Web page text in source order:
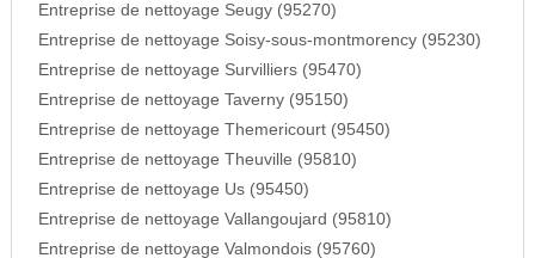
Entreprise de nettoyage Seugy (95270)
Entreprise de nettoyage Soisy-sous-montmorency (95230)
Entreprise de nettoyage Survilliers (95470)
Entreprise de nettoyage Taverny (95150)
Entreprise de nettoyage Themericourt (95450)
Entreprise de nettoyage Theuville (95810)
Entreprise de nettoyage Us (95450)
Entreprise de nettoyage Vallangoujard (95810)
Entreprise de nettoyage Valmondois (95760)